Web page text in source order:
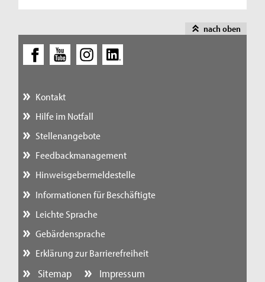
nach oben
Kontakt
Hilfe im Notfall
Stellenangebote
Feedbackmanagement
Hinweisgebermeldestelle
Informationen für Beschäftigte
Leichte Sprache
Gebärdensprache
Erklärung zur Barrierefreiheit
Sitemap Impressum